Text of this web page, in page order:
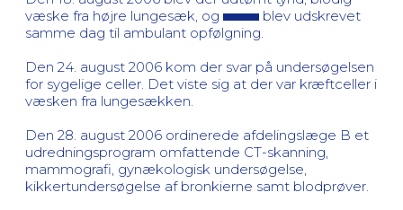
væske fra højre lungesæk, og
blev udskrevet
samme dag til ambulant opfølgning.
Den 24. august 2006 kom der svar på undersøgelsen
for sygelige celler. Det viste sig at der var kræftceller i
væsken fra lungesækken.
Den 28. august 2006 ordinerede afdelingslæge B et
udredningsprogram omfattende CT-skanning,
mammografi, gynækologisk undersøgelse,
kikkertundersøgelse af bronkierne samt blodprøver.